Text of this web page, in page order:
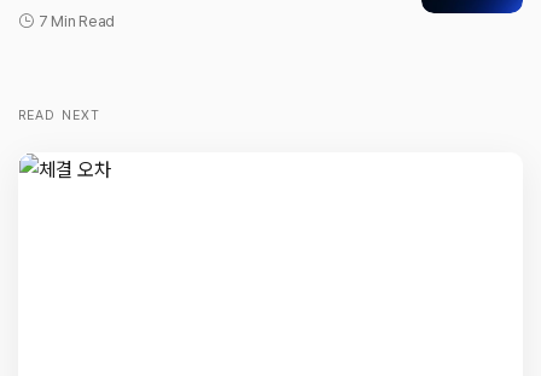
7 Min Read
READ NEXT